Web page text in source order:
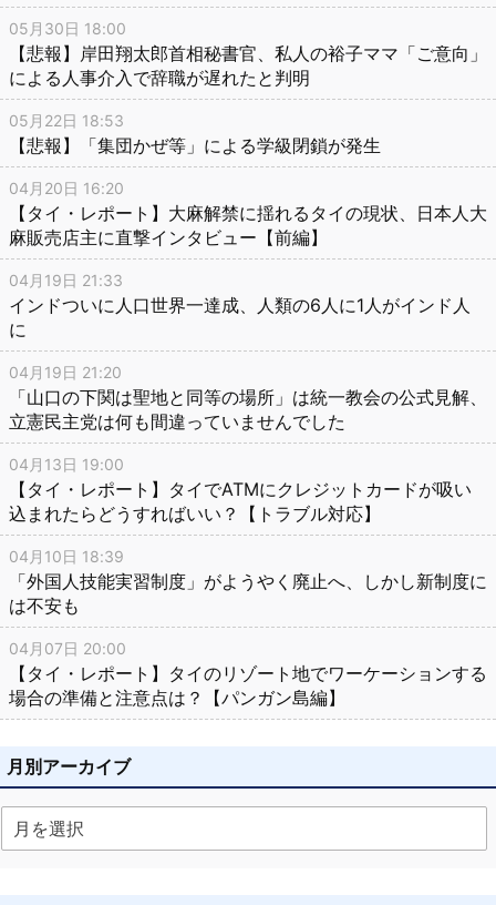
05月30日 18:00
【悲報】岸田翔太郎首相秘書官、私人の裕子ママ「ご意向」
による人事介入で辞職が遅れたと判明
05月22日 18:53
【悲報】「集団かぜ等」による学級閉鎖が発生
04月20日 16:20
【タイ・レポート】大麻解禁に揺れるタイの現状、日本人大
麻販売店主に直撃インタビュー【前編】
04月19日 21:33
インドついに人口世界一達成、人類の6人に1人がインド人
に
04月19日 21:20
「山口の下関は聖地と同等の場所」は統一教会の公式見解、
立憲民主党は何も間違っていませんでした
04月13日 19:00
【タイ・レポート】タイでATMにクレジットカードが吸い
込まれたらどうすればいい？【トラブル対応】
04月10日 18:39
「外国人技能実習制度」がようやく廃止へ、しかし新制度に
は不安も
04月07日 20:00
【タイ・レポート】タイのリゾート地でワーケーションする
場合の準備と注意点は？【パンガン島編】
月別アーカイブ